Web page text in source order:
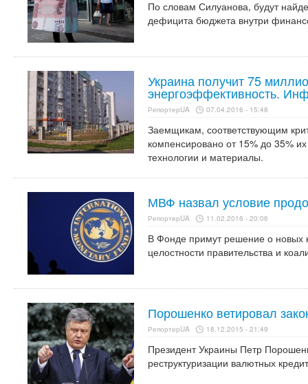
По словам Силуанова, будут
дефицита бюджета внутри
Украина получит 75
энергоэффективность.
РепортерUA 07.04.2016 - 15:48
Заемщикам, соответствующим
компенсировано от 15% до 35%
технологии и материалы.
МВФ назвал условие
РепортерUA 11.02.2016 - 20:06
В Фонде примут решение о новых
целостности правительства и
Порошенко ветировал
РепортерUA 18.12.2015 - 21:49
Президент Украины Петр
реструктуризации валютных